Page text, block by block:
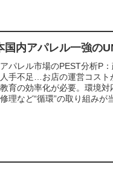
国内アパレル一強の
パレル市場のPEST分析P
手不足…お店の運営コスト
育の効率化が必要。環境
理など“循環”の取り組みが